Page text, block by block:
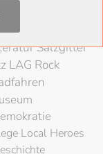
Schloss
Salzgitter
LAG Rock
Local Heroes